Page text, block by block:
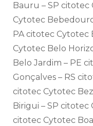
Bauru – SP
Cytotec
PA citotec Cytotec
Cytotec Belo
Belo Jardim – PE
Gonçalves – RS
citotec Cytotec
Birigui – SP
citotec Cytotec